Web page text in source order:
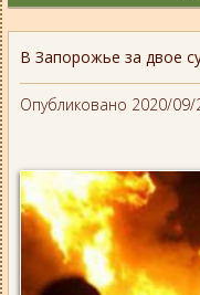
В Запорожье за двое
Опубликовано 2020/09/